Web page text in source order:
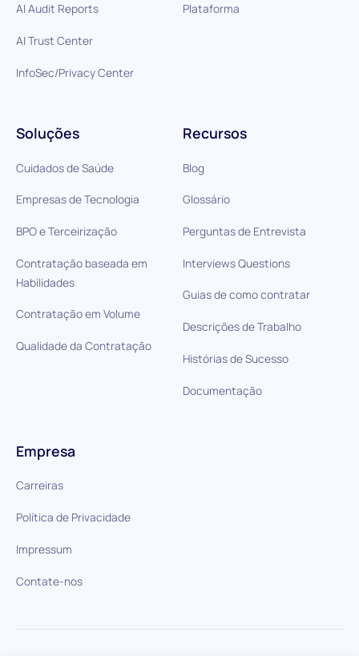
Plataforma
Soluções
Cuidados de Saúde
Empresas de Tecnologia
BPO e Terceirização
Contratação baseada em
Habilidades
Contratação em Volume
Qualidade da Contratação
Recursos
Blog
Glossário
Perguntas de Entrevista
Interviews Questions
Guias de como contratar
Descrições de Trabalho
Histórias de Sucesso
Documentação
AI Audit Reports
AI Trust Center
InfoSec/Privacy Center
Empresa
Carreiras
Política de Privacidade
Impressum
Contate-nos